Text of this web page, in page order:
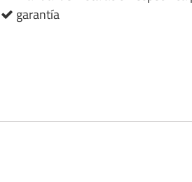
garantía